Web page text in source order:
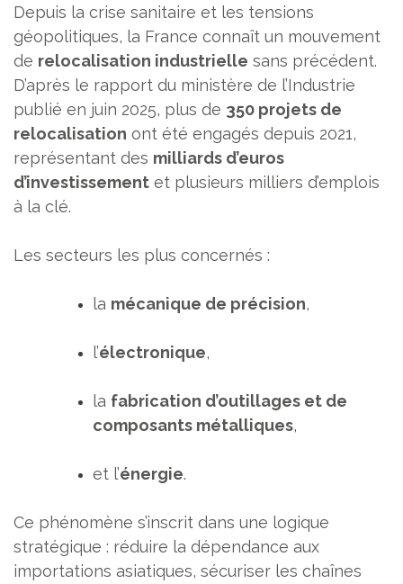
Depuis la crise sanitaire et les tensions
géopolitiques, la France connaît un mouvement
de relocalisation industrielle sans précédent.
D’après le rapport du ministère de l’Industrie
publié en juin 2025, plus de 350 projets de
relocalisation ont été engagés depuis 2021,
représentant des milliards d’euros
d’investissement et plusieurs milliers d’emplois
à la clé.
Les secteurs les plus concernés :
la mécanique de précision,
l’électronique,
la fabrication d’outillages et de
composants métalliques,
et l’énergie.
Ce phénomène s’inscrit dans une logique
stratégique : réduire la dépendance aux
importations asiatiques, sécuriser les chaînes